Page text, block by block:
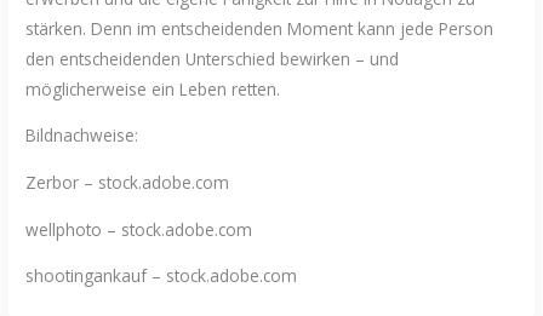
stärken. Denn im entscheidenden Moment kann jede Person
den entscheidenden Unterschied bewirken – und
möglicherweise ein Leben retten.
Bildnachweise:
Zerbor – stock.adobe.com
wellphoto – stock.adobe.com
shootingankauf– stock.adobe.com